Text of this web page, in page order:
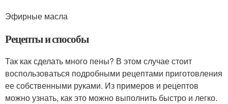
Эфирные масла
Рецепты и способы
Так как сделать много пены? В этом случае стоит
воспользоваться подробными рецептами приготовления
ее собственными руками. Из примеров и рецептов
можно узнать, как это можно выполнить быстро и легко.